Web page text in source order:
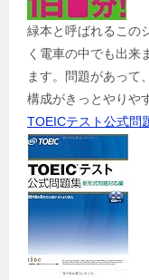
緑本と呼ばれるこの
く電車の中でも出来
ます。問題があって
構成がきっとやりや
TOEICテスト公式問